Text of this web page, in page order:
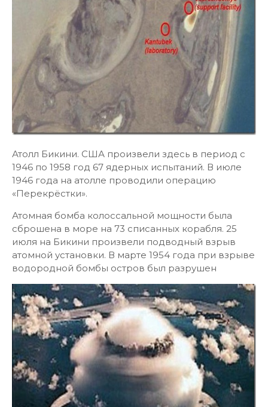
Атолл Бикини. США произвели здесь в период с
1946 по 1958 год 67 ядерных испытаний. В июле
1946 года на атолле проводили операцию
«Перекрёстки».
Атомная бомба колоссальной мощности была
сброшена в море на 73 списанных корабля. 25
июля на Бикини произвели подводный взрыв
атомной установки. В марте 1954 года при взрыве
водородной бомбы остров был разрушен